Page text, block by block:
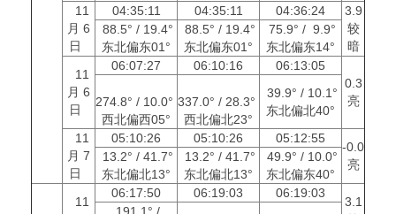
11
月 6
日
04:35:11 04:35:11 04:36:24
3.9
较
暗
88.5° / 19.4°
东北偏东01°
88.5° / 19.4°
东北偏东01°
75.9° / 9.9°
东北偏东14°
11
月 6
日
06:07:27 06:10:16
06:13:05
0.3
亮
274.8° / 10.0°
西北偏西05°
337.0° / 28.3°
西北偏北23°
39.9° / 10.1°
东北偏北40°
11
月 7
日
05:10:26 05:10:26 05:12:55
-0.0
亮
13.2° / 41.7°
东北偏北13°
13.2° / 41.7°
东北偏北13°
49.9° / 10.0°
东北偏东40°
11
06:17:50 06:19:03 06:19:03
3.1
191.1° /